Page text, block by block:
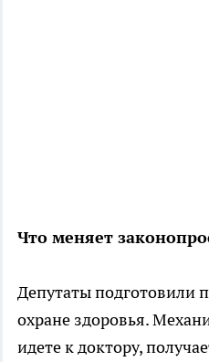
Что меняет
Депутаты подготовили
охране здоровья.
идете к доктору,